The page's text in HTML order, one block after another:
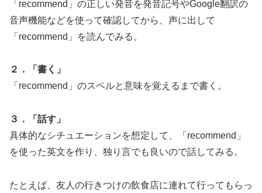
「recommend」の正しい発音を発音記号やGoogle翻訳の
音声機能などを使って確認してから、声に出して
「recommend」を読んでみる。
２．「書く」
「recommend」のスペルと意味を覚えるまで書く。
３．「話す」
具体的なシチュエーションを想定して、「recommend」
を使った英文を作り、独り言でも良いので話してみる。
たとえば、友人の行きつけの飲食店に連れて行ってもらっ